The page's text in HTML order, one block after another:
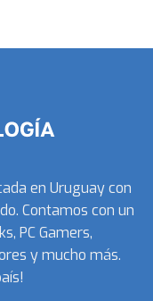
en Uruguay con
Contamos con un
PC Gamers,
y mucho más.